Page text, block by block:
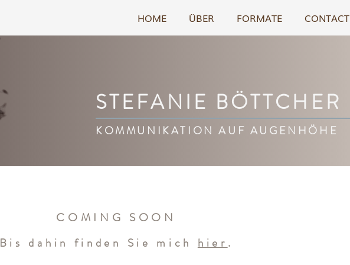
HOME ÜBER FORMATE CONTACT
STEFANIE BÖTTCHER
KOMMUNIKATION AUF AUGENHÖHE
COMING SOON
Bis dahin finden Sie mich hier .